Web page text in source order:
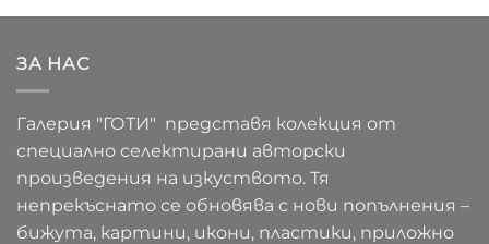
ЗА НАС
Галерия "ГОТИ" представя колекция от
специално селектирани авторски
произведения на изкуството. Тя
непрекъснато се обновява с нови попълнения –
бижута, картини, икони, пластики, приложно